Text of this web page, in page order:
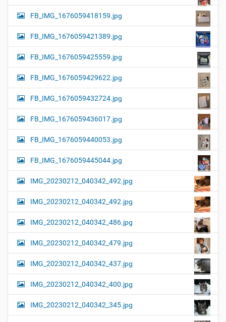
FB_IMG_1676059418159.jpg
FB_IMG_1676059421389.jpg
FB_IMG_1676059425559.jpg
FB_IMG_1676059429622.jpg
FB_IMG_1676059432724.jpg
FB_IMG_1676059436017.jpg
FB_IMG_1676059440053.jpg
FB_IMG_1676059445044.jpg
IMG_20230212_040342_492.jpg
IMG_20230212_040342_492.jpg
IMG_20230212_040342_486.jpg
IMG_20230212_040342_479.jpg
IMG_20230212_040342_437.jpg
IMG_20230212_040342_400.jpg
IMG_20230212_040342_345.jpg